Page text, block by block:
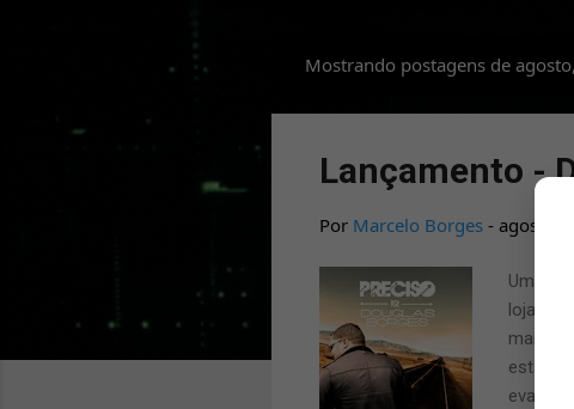
o
Mostrando postagens de
Lançamento -
Por Marcelo Borges - agosto
Um
lojas e
mais
esta na